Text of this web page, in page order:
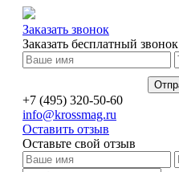
Заказать звонок
Заказать бесплатный звонок
+7 (495) 320-50-60
info@krossmag.ru
Оставить отзыв
Оставьте свой отзыв